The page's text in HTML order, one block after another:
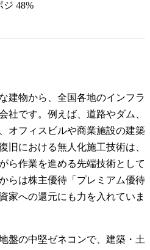
ジ 48%
建物から、全国各地のインフラ
社です。例えば、道路やダム、
オフィスビルや商業施設の建築
旧における無人化施工技術は、
ら作業を進める先端技術として
らは株主優待「プレミアム優待
家への還元にも力を入れていま
盤の中堅ゼネコンで、建築・土